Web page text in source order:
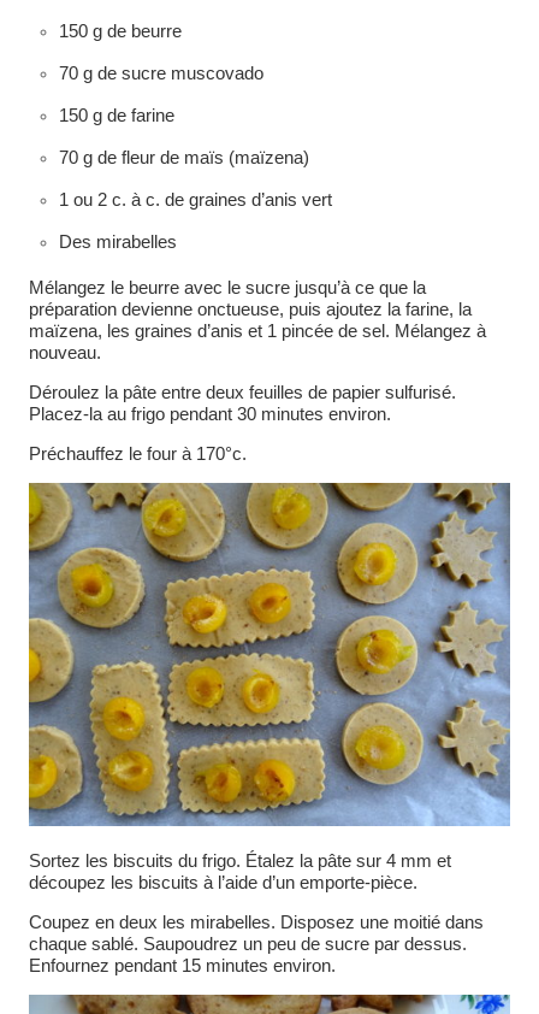
150 g de beurre
70 g de sucre muscovado
150 g de farine
70 g de fleur de maïs (maïzena)
1 ou 2 c. à c. de graines d’anis vert
Des mirabelles
Mélangez le beurre avec le sucre jusqu’à ce que la
préparation devienne onctueuse, puis ajoutez la farine, la
maïzena, les graines d’anis et 1 pincée de sel. Mélangez à
nouveau.
Déroulez la pâte entre deux feuilles de papier sulfurisé.
Placez-la au frigo pendant 30 minutes environ.
Préchauffez le four à 170°c.
Sortez les biscuits du frigo. Étalez la pâte sur 4 mm et
découpez les biscuits à l’aide d’un emporte-pièce.
Coupez en deux les mirabelles. Disposez une moitié dans
chaque sablé. Saupoudrez un peu de sucre par dessus.
Enfournez pendant 15 minutes environ.